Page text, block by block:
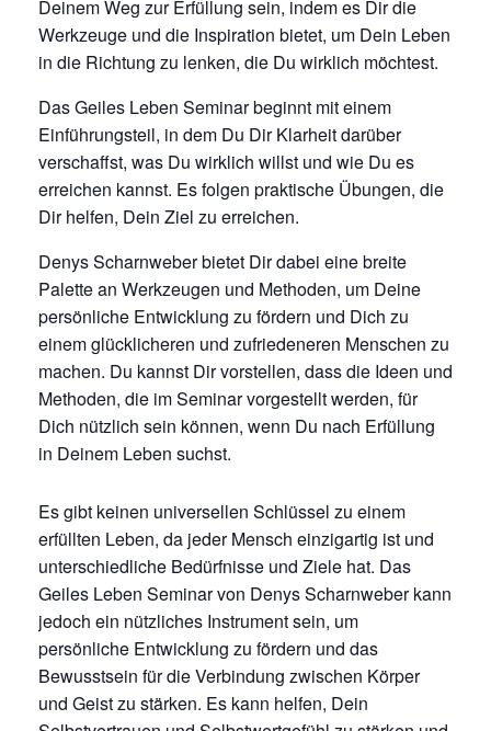
Deinem Weg zur Erfüllung sein, indem es Dir die
Werkzeuge und die Inspiration bietet, um Dein Leben
in die Richtung zu lenken, die Du wirklich möchtest.
Das Geiles Leben Seminar beginnt mit einem
Einführungsteil, in dem Du Dir Klarheit darüber
verschaffst, was Du wirklich willst und wie Du es
erreichen kannst. Es folgen praktische Übungen, die
Dir helfen, Dein Ziel zu erreichen.
Denys Scharnweber bietet Dir dabei eine breite
Palette an Werkzeugen und Methoden, um Deine
persönliche Entwicklung zu fördern und Dich zu
einem glücklicheren und zufriedeneren Menschen zu
machen. Du kannst Dir vorstellen, dass die Ideen und
Methoden, die im Seminar vorgestellt werden, für
Dich nützlich sein können, wenn Du nach Erfüllung
in Deinem Leben suchst.
Es gibt keinen universellen Schlüssel zu einem
erfüllten Leben, da jeder Mensch einzigartig ist und
unterschiedliche Bedürfnisse und Ziele hat. Das
Geiles Leben Seminar von Denys Scharnweber kann
jedoch ein nützliches Instrument sein, um
persönliche Entwicklung zu fördern und das
Bewusstsein für die Verbindung zwischen Körper
und Geist zu stärken. Es kann helfen, Dein